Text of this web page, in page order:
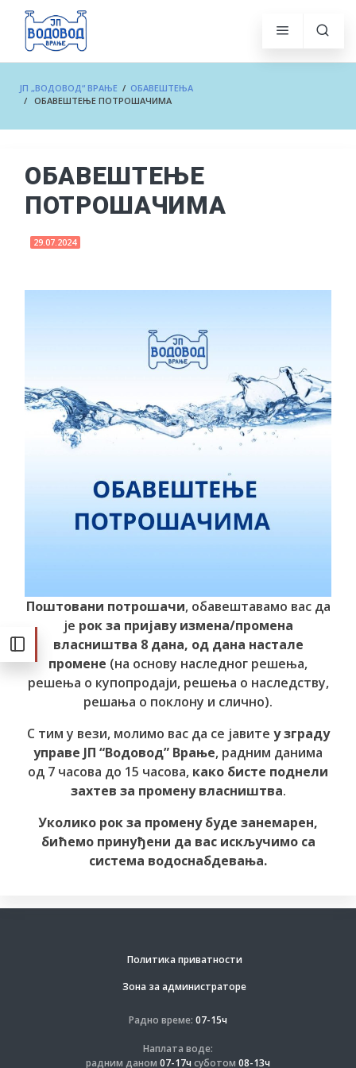
ЈП „ВОДОВОД“ ВРАЊЕ / ОБАВЕШТЕЊА
/ ОБАВЕШТЕЊЕ ПОТРОШАЧИМА
ОБАВЕШТЕЊЕ
ПОТРОШАЧИМА
29.07.2024
Поштовани потрошачи, обавештавамо вас да
је рок за пријаву измена/промена
власништва 8 дана, од дана настале
промене (на основу наследног решења,
решења о купопродаји, решења о наследству,
решања о поклону и слично).
С тим у вези, молимо вас да се јавите у зграду
управе ЈП “Водовод” Врање, радним данима
од 7 часова до 15 часова, како бисте поднели
захтев за промену власништва.
Уколико рок за промену буде занемарен,
бићемо принуђени да вас искључимо са
система водоснабдевања.
Политика приватности
Зона за администраторе
Радно време: 07-15ч
Наплата воде:
радним даном 07-17ч суботом 08-13ч